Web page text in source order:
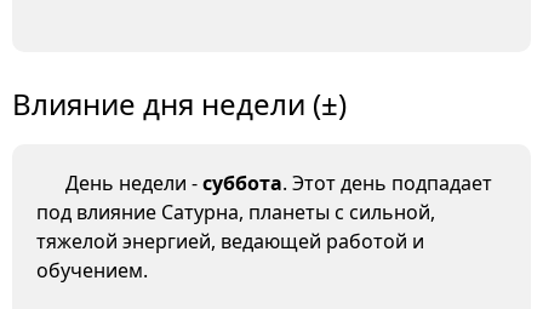
Влияние дня недели (±)
День недели -суббота. Этот день подпадает
под влияние Сатурна, планеты с сильной,
тяжелой энергией, ведающей работой и
обучением.